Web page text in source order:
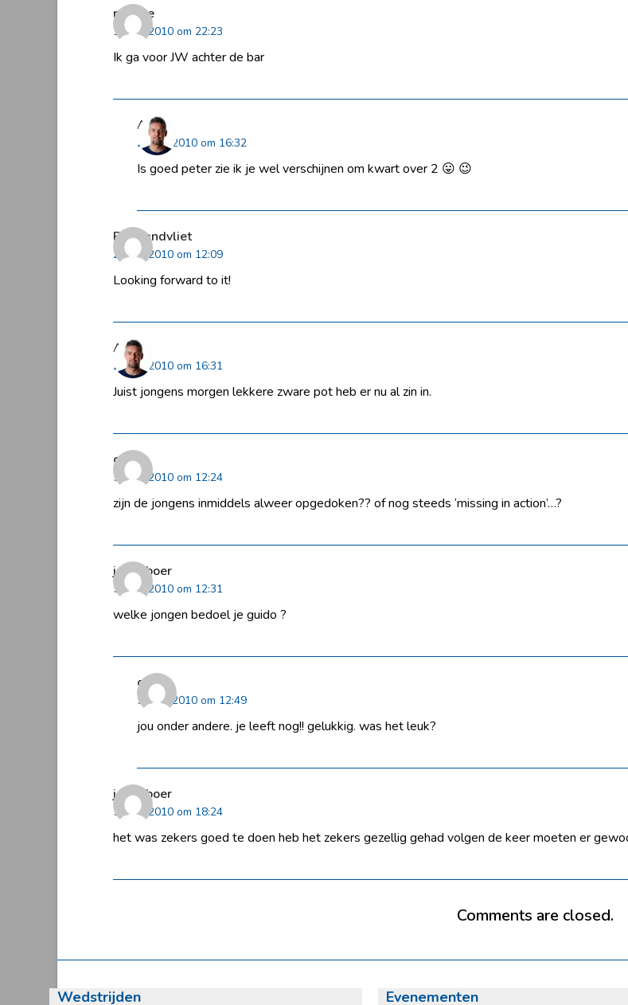
redone
1 april 2010 om 22:23
Ik ga voor JW achter de bar
Arjen
2 april 2010 om 16:32
Is goed peter zie ik je wel verschijnen om kwart over 2 😛 😉
BenZandvliet
2 april 2010 om 12:09
Looking forward to it!
Arjen
2 april 2010 om 16:31
Juist jongens morgen lekkere zware pot heb er nu al zin in.
guido
5 april 2010 om 12:24
zijn de jongens inmiddels alweer opgedoken?? of nog steeds ‘missing in action’…?
jandeboer
5 april 2010 om 12:31
welke jongen bedoel je guido ?
guido
5 april 2010 om 12:49
jou onder andere. je leeft nog!! gelukkig. was het leuk?
jandeboer
5 april 2010 om 18:24
het was zekers goed te doen heb het zekers gezellig gehad volgen de keer moeten er
Comments are closed.
Wedstrijden Evenementen